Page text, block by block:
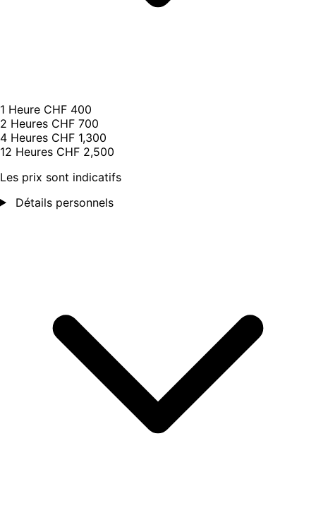
1 Heure CHF 400
2 Heures CHF 700
4 Heures CHF 1,300
12 Heures CHF 2,500
Les prix sont indicatifs
Détails personnels